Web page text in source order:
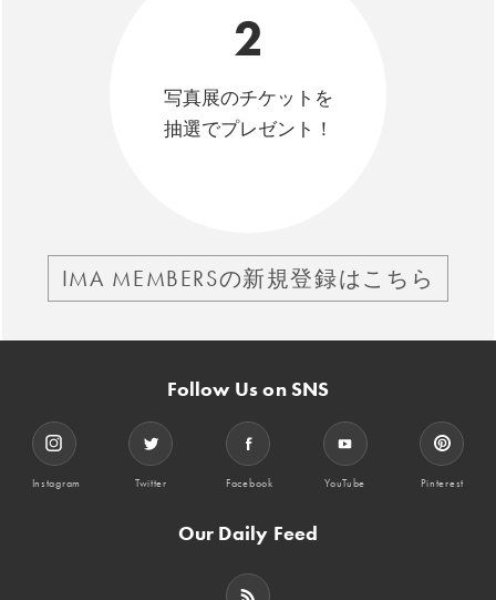
2
写真展のチケットを
抽選でプレゼント！
IMA MEMBERSの新規登録はこちら
Follow Us on SNS
Instagram Twitter Facebook YouTube Pinterest
Our Daily Feed